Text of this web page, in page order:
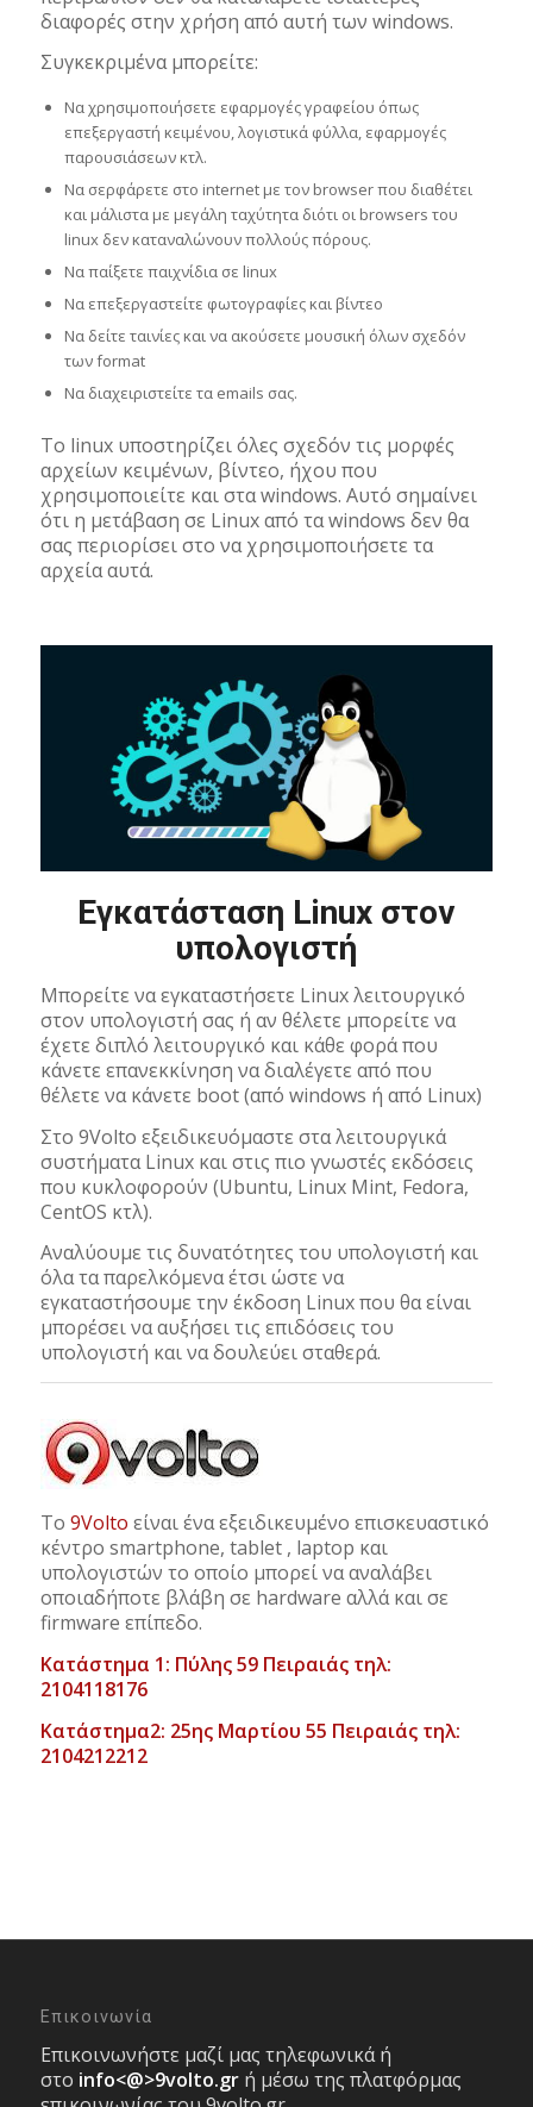
διαφορές στην χρήση από αυτή των windows.
Συγκεκριμένα μπορείτε:
Να χρησιμοποιήσετε εφαρμογές γραφείου όπως
επεξεργαστή κειμένου, λογιστικά φύλλα, εφαρμογές
παρουσιάσεων κτλ.
Να σερφάρετε στο internet με τον browser που διαθέτει
και μάλιστα με μεγάλη ταχύτητα διότι οι browsers του
linux δεν καταναλώνουν πολλούς πόρους.
Να παίξετε παιχνίδια σε linux
Να επεξεργαστείτε φωτογραφίες και βίντεο
Να δείτε ταινίες και να ακούσετε μουσική όλων σχεδόν
των format
Να διαχειριστείτε τα emails σας.
Το linux υποστηρίζει όλες σχεδόν τις μορφές
αρχείων κειμένων, βίντεο, ήχου που
χρησιμοποιείτε και στα windows. Αυτό σημαίνει
ότι η μετάβαση σε Linux από τα windows δεν θα
σας περιορίσει στο να χρησιμοποιήσετε τα
αρχεία αυτά.
Εγκατάσταση Linux στον
υπολογιστή
Μπορείτε να εγκαταστήσετε Linux λειτουργικό
στον υπολογιστή σας ή αν θέλετε μπορείτε να
έχετε διπλό λειτουργικό και κάθε φορά που
κάνετε επανεκκίνηση να διαλέγετε από που
θέλετε να κάνετε boot (από windows ή από Linux)
Στο 9Volto εξειδικευόμαστε στα λειτουργικά
συστήματα Linux και στις πιο γνωστές εκδόσεις
που κυκλοφορούν (Ubuntu, Linux Mint, Fedora,
CentOS κτλ).
Αναλύουμε τις δυνατότητες του υπολογιστή και
όλα τα παρελκόμενα έτσι ώστε να
εγκαταστήσουμε την έκδοση Linux που θα είναι
μπορέσει να αυξήσει τις επιδόσεις του
υπολογιστή και να δουλεύει σταθερά.
Το 9Volto είναι ένα εξειδικευμένο επισκευαστικό
κέντρο smartphone, tablet , laptop και
υπολογιστών το οποίο μπορεί να αναλάβει
οποιαδήποτε βλάβη σε hardware αλλά και σε
firmware επίπεδο.
Κατάστημα 1: Πύλης 59 Πειραιάς τηλ:
2104118176
Κατάστημα2: 25ης Μαρτίου 55 Πειραιάς τηλ:
2104212212
Επικοινωνία
Επικοινωνήστε μαζί μας τηλεφωνικά ή
στο info<@>9volto.gr ή μέσω της πλατφόρμας